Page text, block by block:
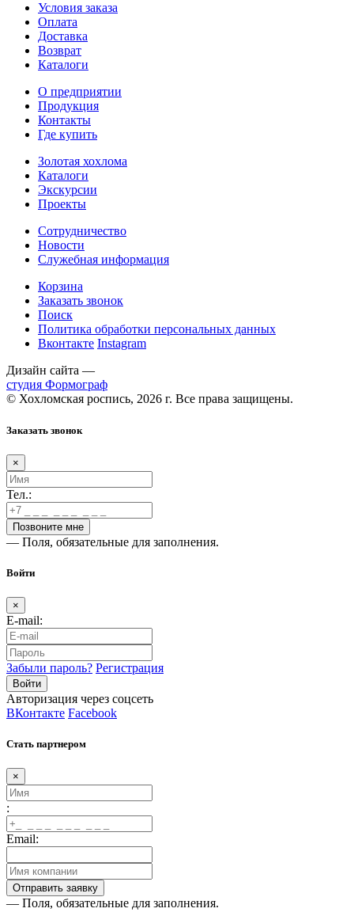
Условия заказа
Оплата
Доставка
Возврат
Каталоги
О предприятии
Продукция
Контакты
Где купить
Золотая хохлома
Каталоги
Экскурсии
Проекты
Сотрудничество
Новости
Служебная информация
Корзина
Заказать звонок
Поиск
Политика обработки персональных данных
Вконтакте Instagram
Дизайн сайта —
студия Формограф
© Хохломская роспись, 2026 г. Все права защищены.
Заказать звонок
×
Тел.:
— Поля, обязательные для заполнения.
Войти
×
E-mail:
Забыли пароль? Регистрация
Авторизация через соцсеть
ВКонтакте Facebook
Стать партнером
×
:
Email:
— Поля, обязательные для заполнения.